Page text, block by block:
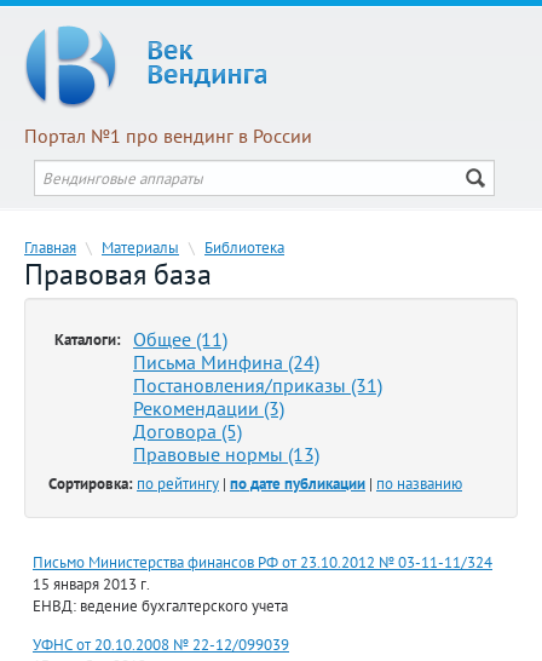
Портал №1 про вендинг в России
Главная \ Материалы \ Библиотека
Правовая база
Каталоги:
Общее (11)
Письма Минфина (24)
Постановления/приказы (31)
Рекомендации (3)
Договора (5)
Правовые нормы (13)
Сортировка: по рейтингу | по дате публикации | по названию
Письмо Министерства финансов РФ от 23.10.2012 № 03-11-11/324
15 января 2013 г.
ЕНВД: ведение бухгалтерского учета
УФНС от 20.10.2008 № 22-12/099039